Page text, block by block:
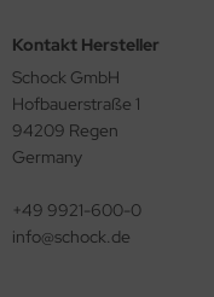
Kontakt Hersteller
Schock GmbH
Hofbauerstraße 1
94209 Regen
Germany
+49 9921-600-0
info@​schock.de